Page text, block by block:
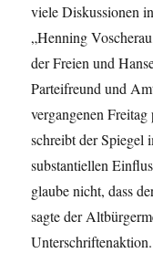
viele Diskussionen
„Henning
der Freien und
Parteifreund und
vergangenen
schreibt der Spiegel
substantiellen
glaube nicht, dass
sagte der
Unterschriftenaktion.